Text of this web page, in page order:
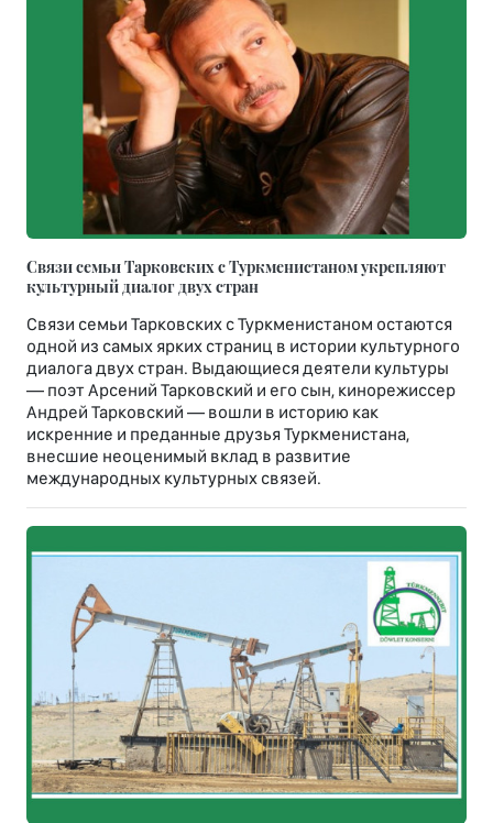
Связи семьи Тарковских с Туркменистаном укрепляют
культурный диалог двух стран
Связи семьи Тарковских с Туркменистаном остаются
одной из самых ярких страниц в истории культурного
диалога двух стран. Выдающиеся деятели культуры
— поэт Арсений Тарковский и его сын, кинорежиссер
Андрей Тарковский — вошли в историю как
искренние и преданные друзья Туркменистана,
внесшие неоценимый вклад в развитие
международных культурных связей.